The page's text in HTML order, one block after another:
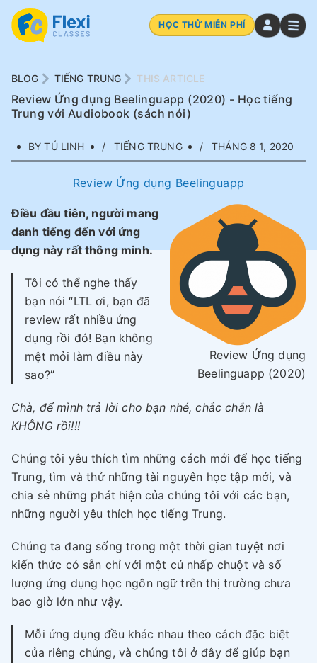
HỌC THỬ MIỄN PHÍ
BLOG TIẾNG TRUNG THIS ARTICLE
Review Ứng dụng Beelinguapp (2020) - Học tiếng
Trung với Audiobook (sách nói)
BY TÚ LINH TIẾNG TRUNG THÁNG 8 1, 2020
Review Ứng dụng Beelinguapp
Review Ứng dụng
Beelinguapp (2020)
Điều đầu tiên, người mang
danh tiếng đến với ứng
dụng này rất thông minh.
Tôi có thể nghe thấy
bạn nói “LTL ơi, bạn đã
review rất nhiều ứng
dụng rồi đó! Bạn không
mệt mỏi làm điều này
sao?”
Chà, để mình trả lời cho bạn nhé, chắc chắn là
KHÔNG rồi!!!
Chúng tôi yêu thích tìm những cách mới để học tiếng
Trung, tìm và thử những tài nguyên học tập mới, và
chia sẻ những phát hiện của chúng tôi với các bạn,
những người yêu thích học tiếng Trung.
Chúng ta đang sống trong một thời gian tuyệt nơi
kiến thức có sẵn chỉ với một cú nhấp chuột và số
lượng ứng dụng học ngôn ngữ trên thị trường chưa
bao giờ lớn như vậy.
Mỗi ứng dụng đều khác nhau theo cách đặc biệt
của riêng chúng, và chúng tôi ở đây để giúp bạn